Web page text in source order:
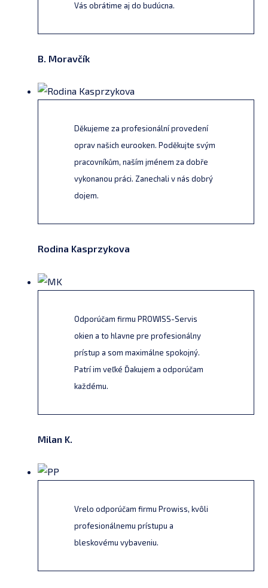
Vás obrátime aj do budúcna.
B. Moravčík
Děkujeme za profesionální provedení
oprav našich eurooken. Poděkujte svým
pracovníkům, naším jménem za dobře
vykonanou práci. Zanechali v nás dobrý
dojem.
Rodina Kasprzykova
Odporúčam firmu PROWISS-Servis
okien a to hlavne pre profesionálny
prístup a som maximálne spokojný.
Patrí im veľké Ďakujem a odporúčam
každému.
Milan K.
Vrelo odporúčam firmu Prowiss, kvôli
profesionálnemu prístupu a
bleskovému vybaveniu.